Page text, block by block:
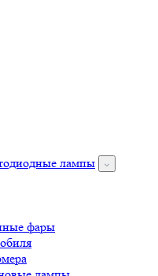
лампы
фары
лампы